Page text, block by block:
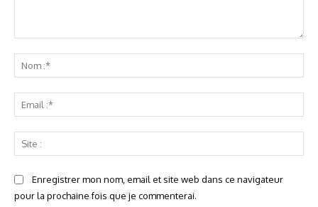
:*
:*
:
Enregistrer mon nom, email et site web dans ce navigateur
pour la prochaine fois que je commenterai.